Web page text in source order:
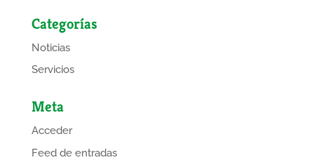
Categorías
Noticias
Servicios
Meta
Acceder
Feed de entradas